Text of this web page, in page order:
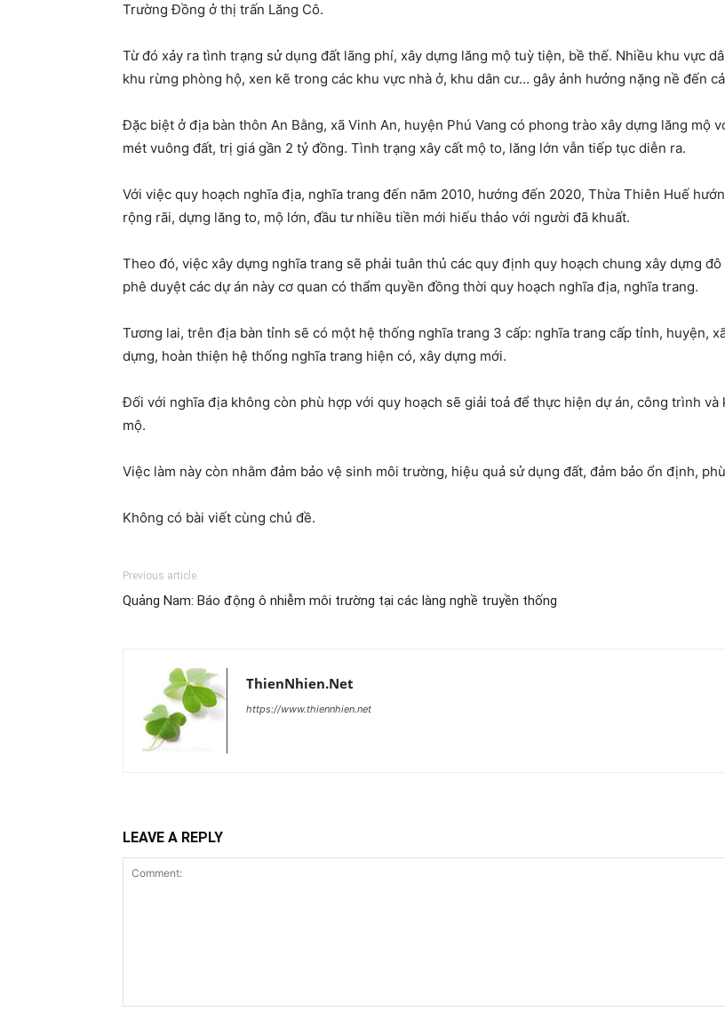
Trường Đồng ở thị trấn Lăng Cô.
Từ đó xảy ra tình trạng sử dụng đất lãng phí, xây dựng lăng mộ tuỳ tiện, bề thế. Nhiều khu vực
khu rừng phòng hộ, xen kẽ trong các khu vực nhà ở, khu dân cư… gây ảnh hưởng nặng nề đến
Đặc biệt ở địa bàn thôn An Bằng, xã Vinh An, huyện Phú Vang có phong trào xây dựng lăng mộ
mét vuông đất, trị giá gần 2 tỷ đồng. Tình trạng xây cất mộ to, lăng lớn vẫn tiếp tục diễn ra.
Với việc quy hoạch nghĩa địa, nghĩa trang đến năm 2010, hướng đến 2020, Thừa Thiên Huế
rộng rãi, dựng lăng to, mộ lớn, đầu tư nhiều tiền mới hiếu thảo với người đã khuất.
Theo đó, việc xây dựng nghĩa trang sẽ phải tuân thủ các quy định quy hoạch chung xây dựng
phê duyệt các dự án này cơ quan có thẩm quyền đồng thời quy hoạch nghĩa địa, nghĩa trang.
Tương lai, trên địa bàn tỉnh sẽ có một hệ thống nghĩa trang 3 cấp: nghĩa trang cấp tỉnh, huyện,
dựng, hoàn thiện hệ thống nghĩa trang hiện có, xây dựng mới.
Đối với nghĩa địa không còn phù hợp với quy hoạch sẽ giải toả để thực hiện dự án, công trình
mộ.
Việc làm này còn nhằm đảm bảo vệ sinh môi trường, hiệu quả sử dụng đất, đảm bảo ổn định,
Không có bài viết cùng chủ đề.
Previous article
Quảng Nam: Báo động ô nhiễm môi trường tại các làng nghề truyền thống
ThienNhien.Net
https://www.thiennhien.net
LEAVE A REPLY